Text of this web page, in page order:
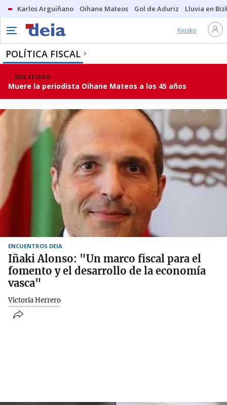
Karlos Arguiñano Oihane Mateos Gol de Aduriz Lluvia en
Kiosko
POLÍTICA FISCAL
SOCIEDAD
Muere la periodista Oihane Mateos a los 45 años
ENCUENTROS DEIA
Iñaki Alonso: "Un marco fiscal para el
fomento y el desarrollo de la economía
vasca"
Victoria Herrero